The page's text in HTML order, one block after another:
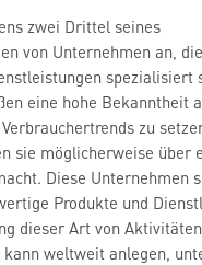
zwei Drittel seines
von Unternehmen an,
spezialisiert
eine hohe Bekanntheit
zu
sie möglicherweise über
Diese Unternehmen
Produkte und
dieser Art von Aktivitäten
weltweit anlegen,